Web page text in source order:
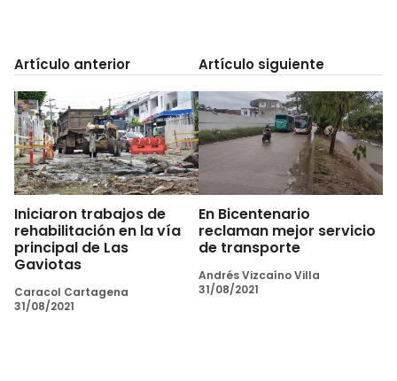
Artículo anterior
Iniciaron trabajos de
rehabilitación en la vía
principal de Las
Gaviotas
Caracol Cartagena
31/08/2021
Artículo siguiente
En Bicentenario
reclaman mejor servicio
de transporte
Andrés Vizcaíno Villa
31/08/2021